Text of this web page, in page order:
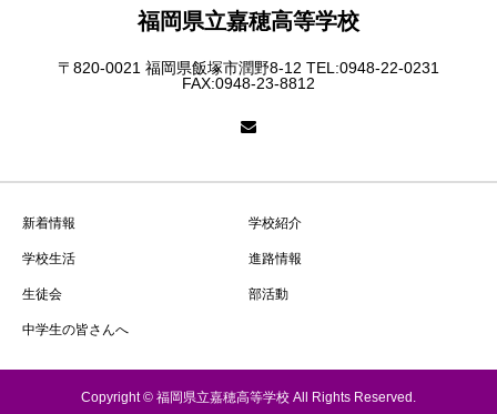
福岡県立嘉穂高等学校
〒820-0021 福岡県飯塚市潤野8-12 TEL:0948-22-0231
FAX:0948-23-8812
新着情報 学校紹介
学校生活 進路情報
生徒会 部活動
中学生の皆さんへ
Copyright © 福岡県立嘉穂高等学校 All Rights Reserved.